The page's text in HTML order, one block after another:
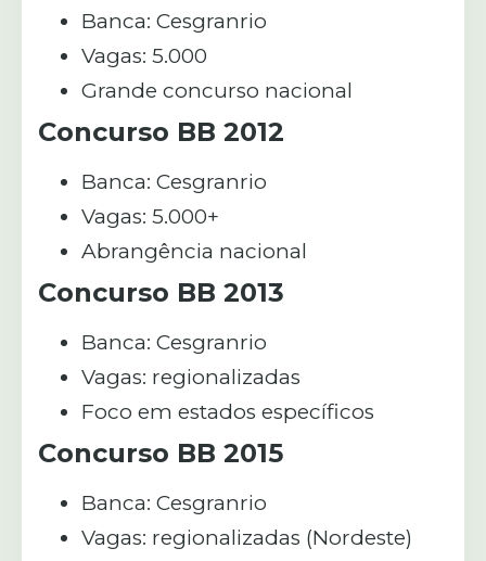
Banca: Cesgranrio
Vagas: 5.000
Grande concurso nacional
Concurso BB 2012
Banca: Cesgranrio
Vagas: 5.000+
Abrangência nacional
Concurso BB 2013
Banca: Cesgranrio
Vagas: regionalizadas
Foco em estados específicos
Concurso BB 2015
Banca: Cesgranrio
Vagas: regionalizadas (Nordeste)